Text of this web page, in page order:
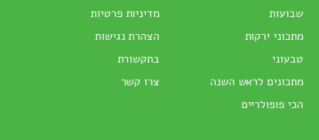
שבועות
מתכוני ירקות
טבעוני
מתכונים לראש השנה
הכי פופולריים
מדיניות פרטיות
הצהרת נגישות
בתקשורת
צרו קשר